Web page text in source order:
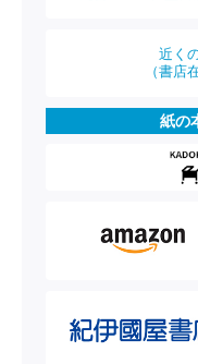
近く
（書店
紙の